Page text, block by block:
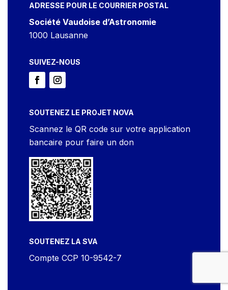
ADRESSE POUR LE COURRIER POSTAL
Société Vaudoise d’Astronomie
1000 Lausanne
SUIVEZ-NOUS
SOUTENEZ LE PROJET NOVA
Scannez le QR code sur votre application
bancaire pour faire un don
SOUTENEZ LA SVA
Compte CCP 10-9542-7